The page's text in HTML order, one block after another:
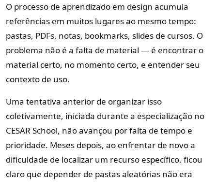
O processo de aprendizado em design acumula
referências em muitos lugares ao mesmo tempo:
pastas, PDFs, notas, bookmarks, slides de cursos. O
problema não é a falta de material — é encontrar o
material certo, no momento certo, e entender seu
contexto de uso.
Uma tentativa anterior de organizar isso
coletivamente, iniciada durante a especialização no
CESAR School, não avançou por falta de tempo e
prioridade. Meses depois, ao enfrentar de novo a
dificuldade de localizar um recurso específico, ficou
claro que depender de pastas aleatórias não era